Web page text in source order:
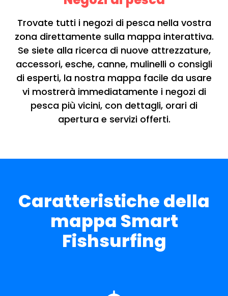
Trovate tutti i negozi di pesca nella vostra
zona direttamente sulla mappa interattiva.
Se siete alla ricerca di nuove attrezzature,
accessori, esche, canne, mulinelli o consigli
di esperti, la nostra mappa facile da usare
vi mostrerà immediatamente i negozi di
pesca più vicini, con dettagli, orari di
apertura e servizi offerti.
Caratteristiche della
mappa Smart
Fishsurfing